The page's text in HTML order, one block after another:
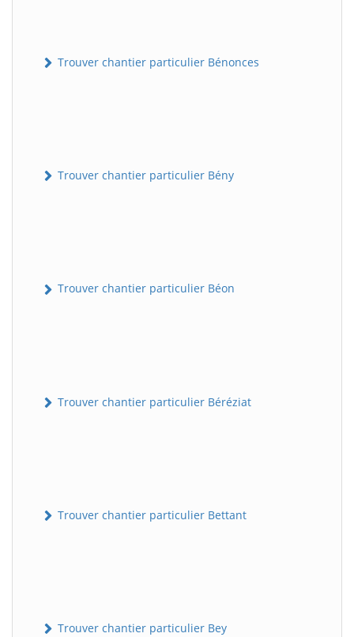
Trouver chantier particulier Bénonces
Trouver chantier particulier Bény
Trouver chantier particulier Béon
Trouver chantier particulier Béréziat
Trouver chantier particulier Bettant
Trouver chantier particulier Bey